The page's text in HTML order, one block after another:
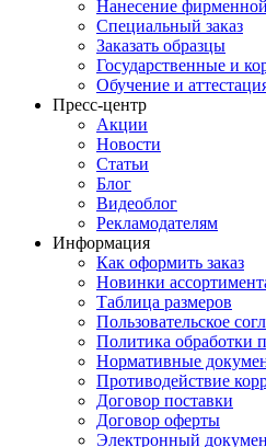
Нанесение
Специальный заказ
Заказать образцы
Государственные и
Обучение и
Пресс-центр
Акции
Новости
Статьи
Блог
Видеоблог
Рекламодателям
Информация
Как оформить заказ
Новинки
Таблица размеров
Пользовательское
Политика обработки
Нормативные
Противодействие
Договор поставки
Договор оферты
Электронный